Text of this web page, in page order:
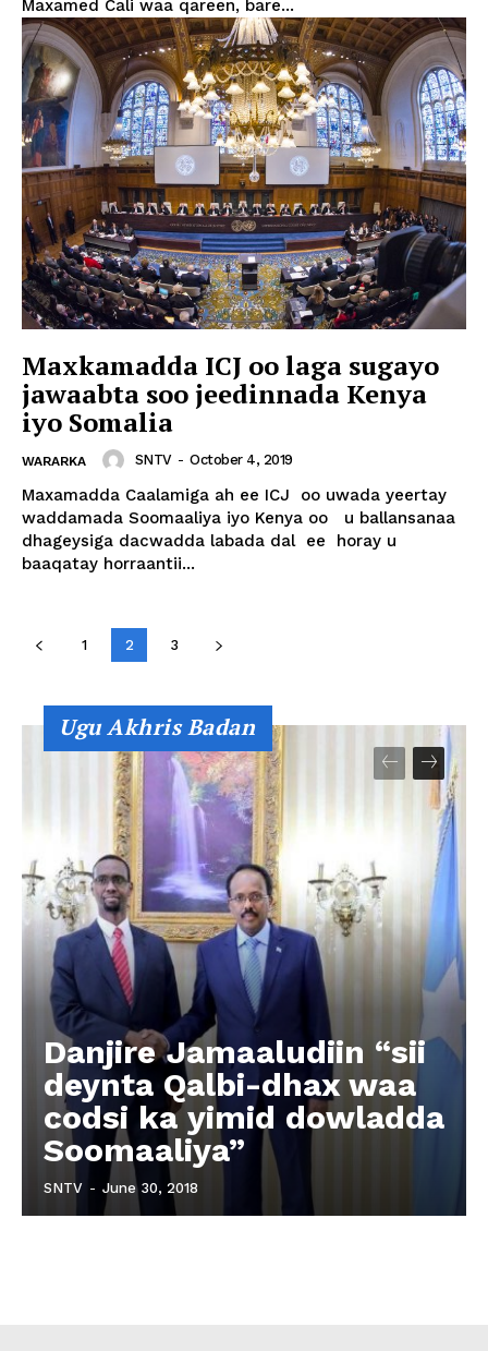
Maxamed Cali waa qareen, bare...
Maxkamadda ICJ oo laga sugayo
jawaabta soo jeedinnada Kenya
iyo Somalia
WARARKA SNTV - October 4, 2019
Maxamadda Caalamiga ah ee ICJ oo uwada yeertay
waddamada Soomaaliya iyo Kenya oo u ballansanaa
dhageysiga dacwadda labada dal ee horay u
baaqatay horraantii...
1 2 3
Ugu Akhris Badan
Danjire Jamaaludiin “sii
deynta Qalbi-dhax waa
codsi ka yimid dowladda
Soomaaliya”
SNTV - June 30, 2018